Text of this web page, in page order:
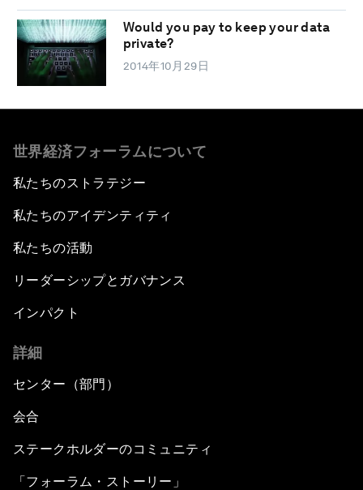
Would you pay to keep your data
private?
2014年10月29日
世界経済フォーラムについて
私たちのストラテジー
私たちのアイデンティティ
私たちの活動
リーダーシップとガバナンス
インパクト
詳細
センター（部門）
会合
ステークホルダーのコミュニティ
「フォーラム・ストーリー」